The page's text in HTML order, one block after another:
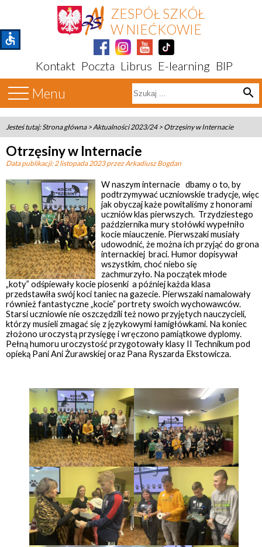
ZESPÓŁ SZKÓŁ
W NIEĆKOWIE
Kontakt Poczta Librus E-learning BIP
Menu search
Jesteś tutaj:Strona główna>Aktualności 2023/24> Otrzęsiny w Internacie
Otrzęsiny w Internacie
Data publikacji:2 listopada 2023przez Arkadiusz Bogdan
W naszym internacie dbamy o to, by
podtrzymywać uczniowskie tradycje, więc
jak obyczaj każe powitaliśmy z honorami
uczniów klas pierwszych. Trzydziestego
października mury stołówki wypełniło
kocie miauczenie. Pierwszaki musiały
udowodnić, że można ich przyjąć do grona
internackiej braci. Humor dopisywał
wszystkim, choć niebo się
zachmurzyło. Na początek młode
„koty” odśpiewały kocie piosenki a później każda klasa
przedstawiła swój koci taniec na gazecie. Pierwszaki namalowały
również fantastyczne „kocie” portrety swoich wychowawców.
Starsi uczniowie nie oszczędzili też nowo przyjętych nauczycieli,
którzy musieli zmagać się z językowymi łamigłówkami. Na koniec
złożono uroczystą przysięgę i wręczono pamiątkowe dyplomy.
Pełną humoru uroczystość przygotowały klasy II Technikum pod
opieką Pani Ani Żurawskiej oraz Pana Ryszarda Ekstowicza.
accessible